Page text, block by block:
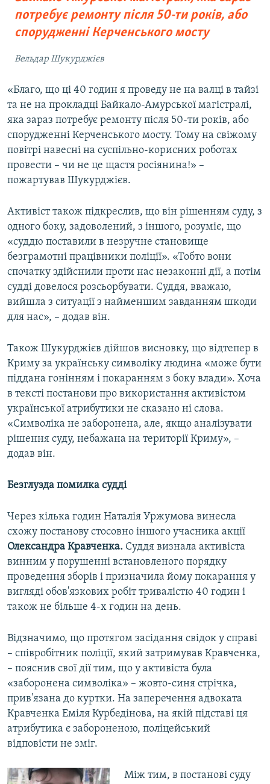
потребує ремонту після 50-ти років, або
спорудженні Керченського мосту
Вельдар Шукурджієв
«Благо, що ці 40 годин я проведу не на валці в тайзі
та не на прокладці Байкало-Амурської магістралі,
яка зараз потребує ремонту після 50-ти років, або
спорудженні Керченського мосту. Тому на свіжому
повітрі навесні на суспільно-корисних роботах
провести – чи не це щастя росіянина!» –
пожартував Шукурджієв.
Активіст також підкреслив, що він рішенням суду, з
одного боку, задоволений, з іншого, розуміє, що
«суддю поставили в незручне становище
безграмотні працівники поліції». «Тобто вони
спочатку здійснили проти нас незаконні дії, а потім
судді довелося розсьорбувати. Суддя, вважаю,
вийшла з ситуації з найменшим завданням шкоди
для нас», – додав він.
Також Шукурджієв дійшов висновку, що відтепер в
Криму за українську символіку людина «може бути
піддана гонінням і покаранням з боку влади». Хоча
в тексті постанови про використання активістом
української атрибутики не сказано ні слова.
«Символіка не заборонена, але, якщо аналізувати
рішення суду, небажана на території Криму», –
додав він.
Безглузда помилка судді
Через кілька годин Наталія Уржумова винесла
схожу постанову стосовно іншого учасника акції
Олександра Кравченка. Суддя визнала активіста
винним у порушенні встановленого порядку
проведення зборів і призначила йому покарання у
вигляді обов'язкових робіт тривалістю 40 годин і
також не більше 4-х годин на день.
Відзначимо, що протягом засідання свідок у справі
– співробітник поліції, який затримував Кравченка,
– пояснив свої дії тим, що у активіста була
«заборонена символіка» – жовто-синя стрічка,
прив'язана до куртки. На заперечення адвоката
Кравченка Еміля Курбедінова, на якій підставі ця
атрибутика є забороненою, поліцейський
відповісти не зміг.
Між тим, в постанові суду